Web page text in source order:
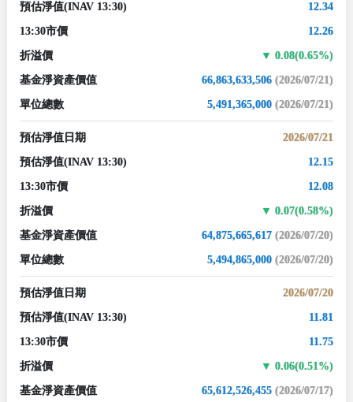
預估淨值(INAV 13:30) 12.34
13:30市價 12.26
折溢價 0.08(0.65%)
基金淨資產價值 66,863,633,506 (2026/07/21)
單位總數 5,491,365,000 (2026/07/21)
預估淨值日期 2026/07/21
預估淨值(INAV 13:30) 12.15
13:30市價 12.08
折溢價 0.07(0.58%)
基金淨資產價值 64,875,665,617 (2026/07/20)
單位總數 5,494,865,000 (2026/07/20)
預估淨值日期 2026/07/20
預估淨值(INAV 13:30) 11.81
13:30市價 11.75
折溢價 0.06(0.51%)
基金淨資產價值 65,612,526,455 (2026/07/17)